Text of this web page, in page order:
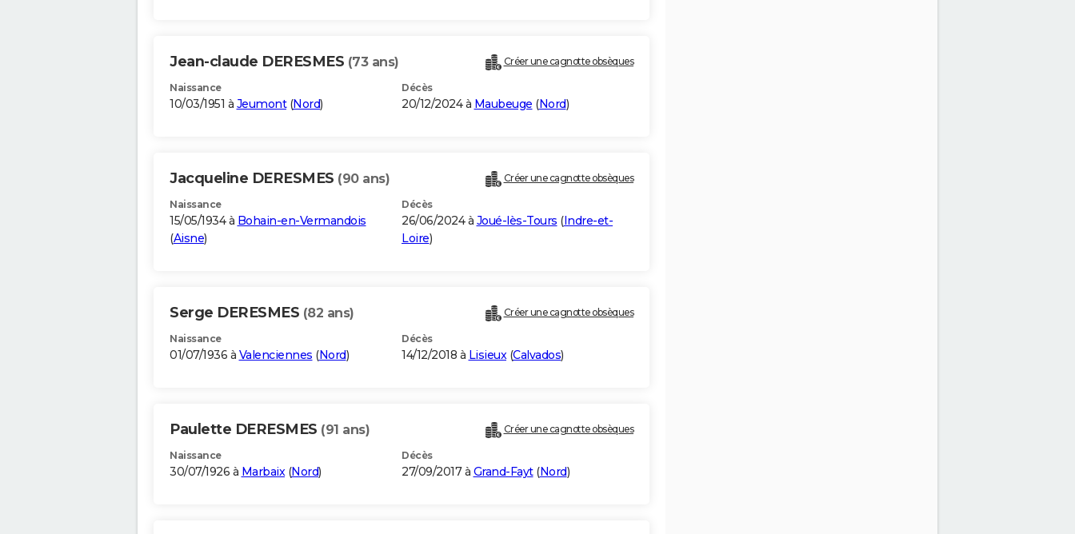
Jean-claude DERESMES (73 ans) Créer une cagnotte obsèques
Naissance
10/03/1951 à Jeumont(Nord)
Décès
20/12/2024 à Maubeuge (Nord)
Jacqueline DERESMES (90 ans) Créer une cagnotte obsèques
Naissance
15/05/1934 à Bohain-en-Vermandois
(Aisne)
Décès
26/06/2024 à Joué-lès-Tours (Indre-et-
Loire)
Serge DERESMES (82 ans) Créer une cagnotte obsèques
Naissance
01/07/1936 à Valenciennes (Nord)
Décès
14/12/2018 à Lisieux(Calvados)
Paulette DERESMES (91 ans) Créer une cagnotte obsèques
Naissance
30/07/1926 à Marbaix(Nord)
Décès
27/09/2017 à Grand-Fayt(Nord)